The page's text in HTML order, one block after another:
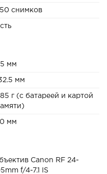
снимков
мм
мм
г (с батареей и картой
мм
Canon RF 24-
f/4-7.1 IS